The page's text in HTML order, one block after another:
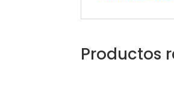
Productos